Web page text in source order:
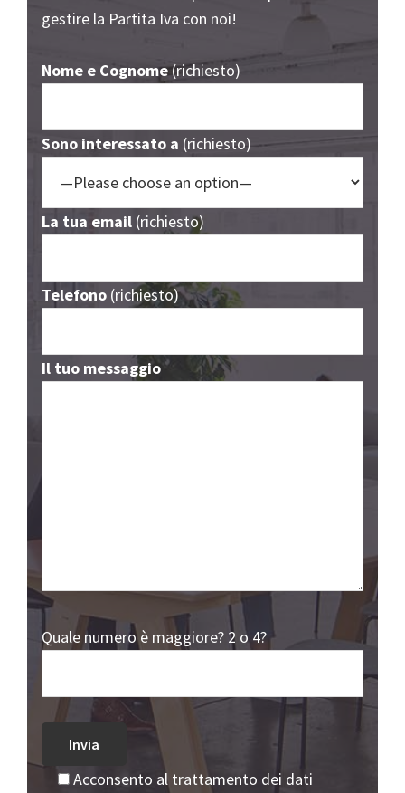
gestire la Partita Iva con noi!
Nome e Cognome(richiesto)
Sono interessato a (richiesto)
La tua email(richiesto)
Telefono(richiesto)
Il tuo messaggio
Quale numero è maggiore? 2 o 4?
Acconsento al trattamento dei dati